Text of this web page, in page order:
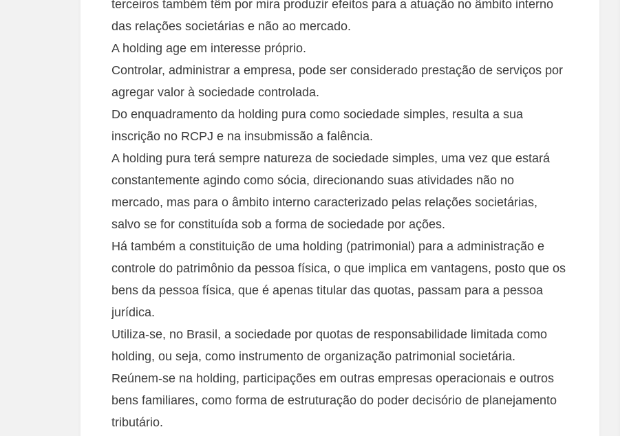
terceiros também têm por mira produzir efeitos para a atuação no âmbito interno
das relações societárias e não ao mercado.
A holding age em interesse próprio.
Controlar, administrar a empresa, pode ser considerado prestação de serviços por
agregar valor à sociedade controlada.
Do enquadramento da holding pura como sociedade simples, resulta a sua
inscrição no RCPJ e na insubmissão a falência.
A holding pura terá sempre natureza de sociedade simples, uma vez que estará
constantemente agindo como sócia, direcionando suas atividades não no
mercado, mas para o âmbito interno caracterizado pelas relações societárias,
salvo se for constituída sob a forma de sociedade por ações.
Há também a constituição de uma holding (patrimonial) para a administração e
controle do patrimônio da pessoa física, o que implica em vantagens, posto que os
bens da pessoa física, que é apenas titular das quotas, passam para a pessoa
jurídica.
Utiliza-se, no Brasil, a sociedade por quotas de responsabilidade limitada como
holding, ou seja, como instrumento de organização patrimonial societária.
Reúnem-se na holding, participações em outras empresas operacionais e outros
bens familiares, como forma de estruturação do poder decisório de planejamento
tributário.